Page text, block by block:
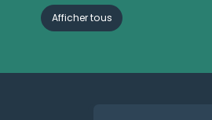
Afficher tous